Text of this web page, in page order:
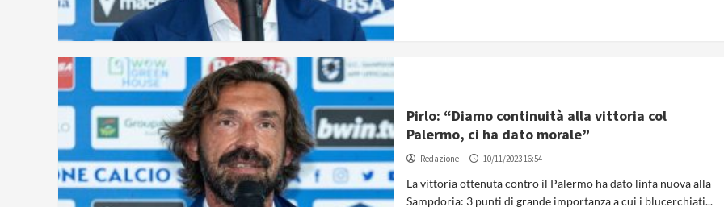
Pirlo: “Diamo continuità alla vittoria col
Palermo, ci ha dato morale”
Redazione 10/11/2023 16:54
La vittoria ottenuta contro il Palermo ha dato linfa nuova alla
Sampdoria: 3 punti di grande importanza a cui i blucerchiati...